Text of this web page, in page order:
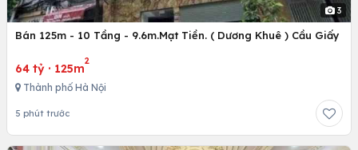
3
Bán 125m - 10 Tầng - 9.6m.Mạt Tiền. ( Dương Khuê ) Cầu Giấy
64 tỷ · 125m
2
Thành phố Hà Nội
5 phút trước